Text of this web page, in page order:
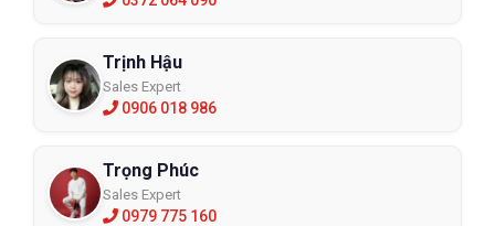
Trịnh Hậu
Sales Expert
0906 018 986
Trọng Phúc
Sales Expert
0979 775 160